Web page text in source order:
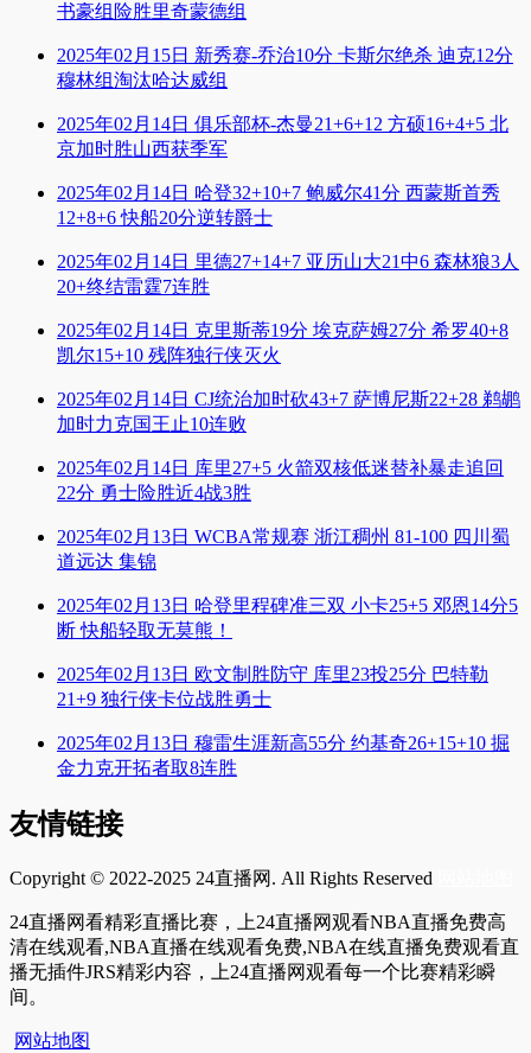
书豪组险胜里奇蒙德组
2025年02月15日 新秀赛-乔治10分 卡斯尔绝杀 迪克12分
穆林组淘汰哈达威组
2025年02月14日 俱乐部杯-杰曼21+6+12 方硕16+4+5 北
京加时胜山西获季军
2025年02月14日 哈登32+10+7 鲍威尔41分 西蒙斯首秀
12+8+6 快船20分逆转爵士
2025年02月14日 里德27+14+7 亚历山大21中6 森林狼3人
20+终结雷霆7连胜
2025年02月14日 克里斯蒂19分 埃克萨姆27分 希罗40+8
凯尔15+10 残阵独行侠灭火
2025年02月14日 CJ统治加时砍43+7 萨博尼斯22+28 鹈鹕
加时力克国王止10连败
2025年02月14日 库里27+5 火箭双核低迷替补暴走追回
22分 勇士险胜近4战3胜
2025年02月13日 WCBA常规赛 浙江稠州 81-100 四川蜀
道远达 集锦
2025年02月13日 哈登里程碑准三双 小卡25+5 邓恩14分5
断 快船轻取无莫熊！
2025年02月13日 欧文制胜防守 库里23投25分 巴特勒
21+9 独行侠卡位战胜勇士
2025年02月13日 穆雷生涯新高55分 约基奇26+15+10 掘
金力克开拓者取8连胜
友情链接
Copyright © 2022-2025 24直播网. All Rights Reserved
24直播网看精彩直播比赛，上24直播网观看NBA直播免费高
清在线观看,NBA直播在线观看免费,NBA在线直播免费观看直
播无插件JRS精彩内容，上24直播网观看每一个比赛精彩瞬
间。
网站地图